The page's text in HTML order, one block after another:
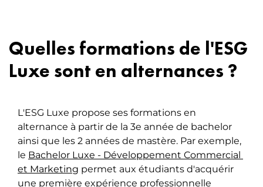
Quelles formations de l'ESG
Luxe sont en alternances ?
L'ESG Luxe propose ses formations en
alternance à partir de la 3e année de bachelor
ainsi que les 2 années de mastère. Par exemple,
le Bachelor Luxe - Développement Commercial
et Marketing permet aux étudiants d'acquérir
une première expérience professionnelle